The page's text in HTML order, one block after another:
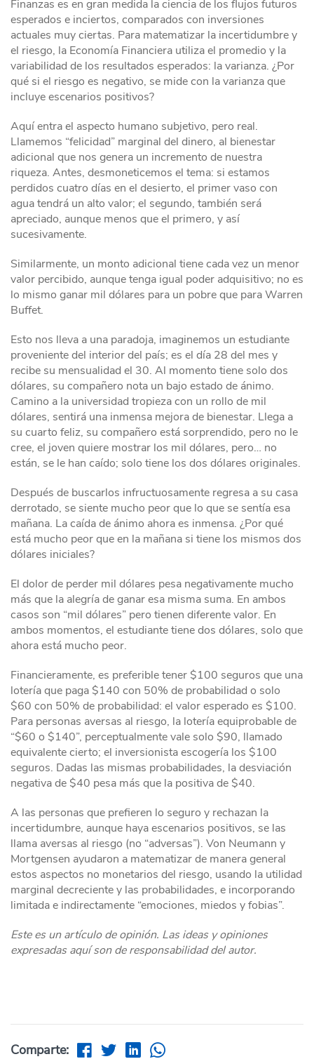
Finanzas es en gran medida la ciencia de los flujos futuros
esperados e inciertos, comparados con inversiones
actuales muy ciertas. Para matematizar la incertidumbre y
el riesgo, la Economía Financiera utiliza el promedio y la
variabilidad de los resultados esperados: la varianza. ¿Por
qué si el riesgo es negativo, se mide con la varianza que
incluye escenarios positivos?
Aquí entra el aspecto humano subjetivo, pero real.
Llamemos “felicidad” marginal del dinero, al bienestar
adicional que nos genera un incremento de nuestra
riqueza. Antes, desmoneticemos el tema: si estamos
perdidos cuatro días en el desierto, el primer vaso con
agua tendrá un alto valor; el segundo, también será
apreciado, aunque menos que el primero, y así
sucesivamente.
Similarmente, un monto adicional tiene cada vez un menor
valor percibido, aunque tenga igual poder adquisitivo; no es
lo mismo ganar mil dólares para un pobre que para Warren
Buffet.
Esto nos lleva a una paradoja, imaginemos un estudiante
proveniente del interior del país; es el día 28 del mes y
recibe su mensualidad el 30. Al momento tiene solo dos
dólares, su compañero nota un bajo estado de ánimo.
Camino a la universidad tropieza con un rollo de mil
dólares, sentirá una inmensa mejora de bienestar. Llega a
su cuarto feliz, su compañero está sorprendido, pero no le
cree, el joven quiere mostrar los mil dólares, pero… no
están, se le han caído; solo tiene los dos dólares originales.
Después de buscarlos infructuosamente regresa a su casa
derrotado, se siente mucho peor que lo que se sentía esa
mañana. La caída de ánimo ahora es inmensa. ¿Por qué
está mucho peor que en la mañana si tiene los mismos dos
dólares iniciales?
El dolor de perder mil dólares pesa negativamente mucho
más que la alegría de ganar esa misma suma. En ambos
casos son “mil dólares” pero tienen diferente valor. En
ambos momentos, el estudiante tiene dos dólares, solo que
ahora está mucho peor.
Financieramente, es preferible tener $100 seguros que una
lotería que paga $140 con 50% de probabilidad o solo
$60 con 50% de probabilidad: el valor esperado es $100.
Para personas aversas al riesgo, la lotería equiprobable de
“$60 o $140”, perceptualmente vale solo $90, llamado
equivalente cierto; el inversionista escogería los $100
seguros. Dadas las mismas probabilidades, la desviación
negativa de $40 pesa más que la positiva de $40.
A las personas que prefieren lo seguro y rechazan la
incertidumbre, aunque haya escenarios positivos, se las
llama aversas al riesgo (no “adversas”). Von Neumann y
Mortgensen ayudaron a matematizar de manera general
estos aspectos no monetarios del riesgo, usando la utilidad
marginal decreciente y las probabilidades, e incorporando
limitada e indirectamente “emociones, miedos y fobias”.
Este es un artículo de opinión. Las ideas y opiniones
expresadas aquí son de responsabilidad del autor.
Comparte: